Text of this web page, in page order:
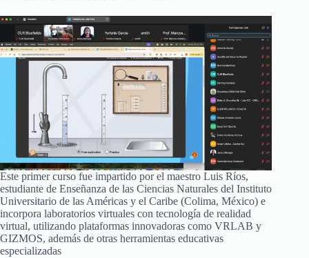
Este primer curso fue impartido por el maestro Luis Ríos,
estudiante de Enseñanza de las Ciencias Naturales del Instituto
Universitario de las Américas y el Caribe (Colima, México) e
incorpora laboratorios virtuales con tecnología de realidad
virtual, utilizando plataformas innovadoras como VRLAB y
GIZMOS, además de otras herramientas educativas
especializadas